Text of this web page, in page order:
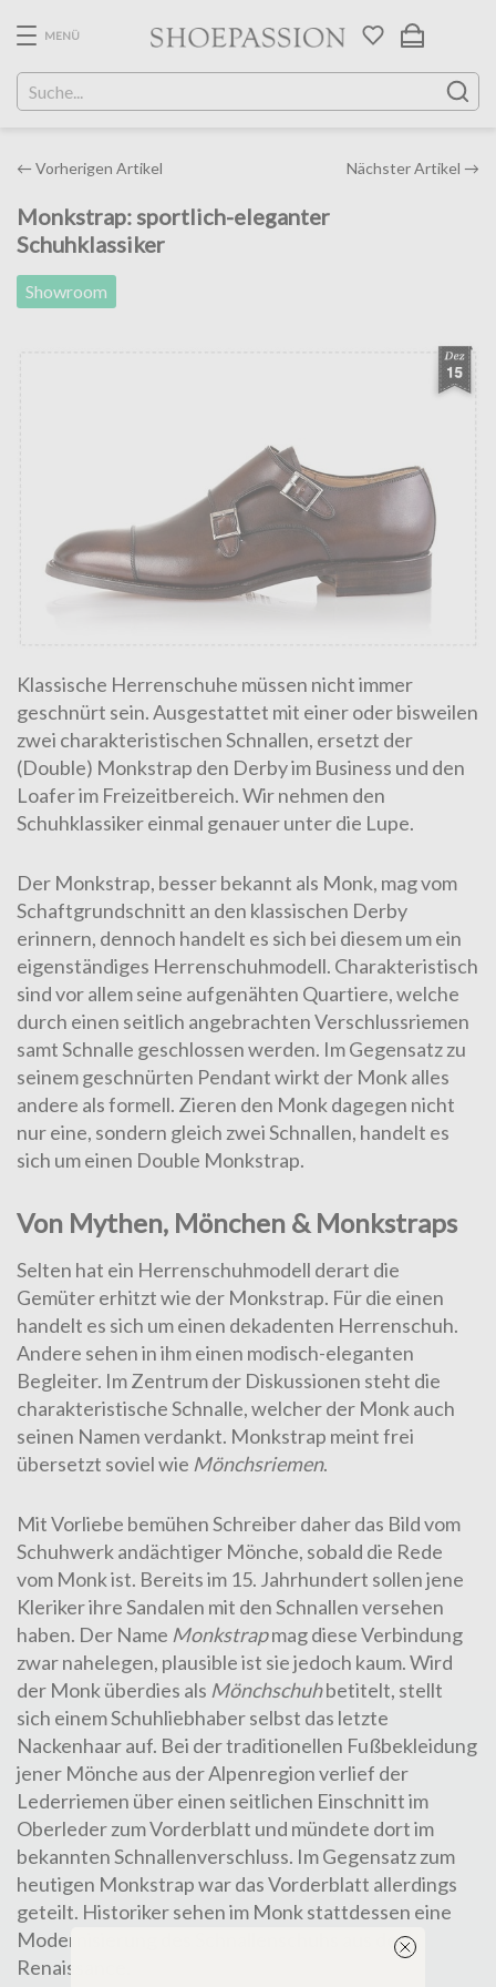
content
MENÜ
Post
← Vorherigen Artikel Nächster Artikel →
Monkstrap: sportlich-eleganter
Schuhklassiker
Showroom
Klassische Herrenschuhe müssen nicht immer
geschnürt sein. Ausgestattet mit einer oder bisweilen
zwei charakteristischen Schnallen, ersetzt der
(Double) Monkstrap den Derby im Business und den
Loafer im Freizeitbereich. Wir nehmen den
Schuhklassiker einmal genauer unter die Lupe.
Der Monkstrap, besser bekannt als Monk, mag vom
Schaftgrundschnitt an den klassischen Derby
erinnern, dennoch handelt es sich bei diesem um ein
eigenständiges Herrenschuhmodell. Charakteristisch
sind vor allem seine aufgenähten Quartiere, welche
durch einen seitlich angebrachten Verschlussriemen
samt Schnalle geschlossen werden. Im Gegensatz zu
seinem geschnürten Pendant wirkt der Monk alles
andere als formell. Zieren den Monk dagegen nicht
nur eine, sondern gleich zwei Schnallen, handelt es
sich um einen Double Monkstrap.
Von Mythen, Mönchen & Monkstraps
Selten hat ein Herrenschuhmodell derart die
Gemüter erhitzt wie der Monkstrap. Für die einen
handelt es sich um einen dekadenten Herrenschuh.
Andere sehen in ihm einen modisch-eleganten
Begleiter. Im Zentrum der Diskussionen steht die
charakteristische Schnalle, welcher der Monk auch
seinen Namen verdankt. Monkstrap meint frei
übersetzt soviel wie Mönchsriemen.
Mit Vorliebe bemühen Schreiber daher das Bild vom
Schuhwerk andächtiger Mönche, sobald die Rede
vom Monk ist. Bereits im 15. Jahrhundert sollen jene
Kleriker ihre Sandalen mit den Schnallen versehen
haben. Der Name Monkstrapmag diese Verbindung
zwar nahelegen, plausible ist sie jedoch kaum. Wird
der Monk überdies als Mönchschuhbetitelt, stellt
sich einem Schuhliebhaber selbst das letzte
Nackenhaar auf. Bei der traditionellen Fußbekleidung
jener Mönche aus der Alpenregion verlief der
Lederriemen über einen seitlichen Einschnitt im
Oberleder zum Vorderblatt und mündete dort im
bekannten Schnallenverschluss. Im Gegensatz zum
heutigen Monkstrap war das Vorderblatt allerdings
geteilt. Historiker sehen im Monk stattdessen eine
Modernisierung des Schnallenschuhs aus der
Renaissance.